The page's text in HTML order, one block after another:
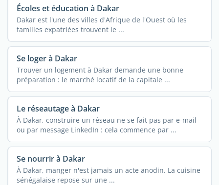
Écoles et éducation à Dakar
Dakar est l'une des villes d'Afrique de l'Ouest où les
familles expatriées trouvent le ...
Se loger à Dakar
Trouver un logement à Dakar demande une bonne
préparation : le marché locatif de la capitale ...
Le réseautage à Dakar
À Dakar, construire un réseau ne se fait pas par e-mail
ou par message LinkedIn : cela commence par ...
Se nourrir à Dakar
À Dakar, manger n'est jamais un acte anodin. La cuisine
sénégalaise repose sur une ...